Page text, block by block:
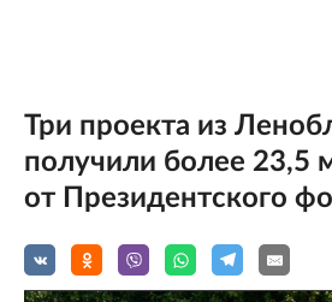
Три проекта из
получили более 23,5
от Президентского